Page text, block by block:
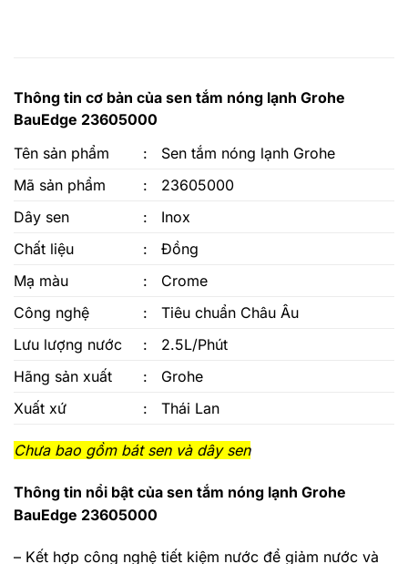
Thông tin cơ bản của sen tắm nóng lạnh Grohe
BauEdge 23605000
Tên sản phẩm
:
Sen tắm nóng lạnh Grohe
Mã sản phẩm
:
23605000
Dây sen
:
Inox
Chất liệu
:
Đồng
Mạ màu
:
Crome
Công nghệ
:
Tiêu chuẩn Châu Âu
Lưu lượng nước
:
2.5L/Phút
Hãng sản xuất
:
Grohe
Xuất xứ
: Thái Lan
Chưa bao gồm bát sen và dây sen
Thông tin nổi bật của sen tắm nóng lạnh Grohe
BauEdge 23605000
– Kết hợp công nghệ tiết kiệm nước để giảm nước và